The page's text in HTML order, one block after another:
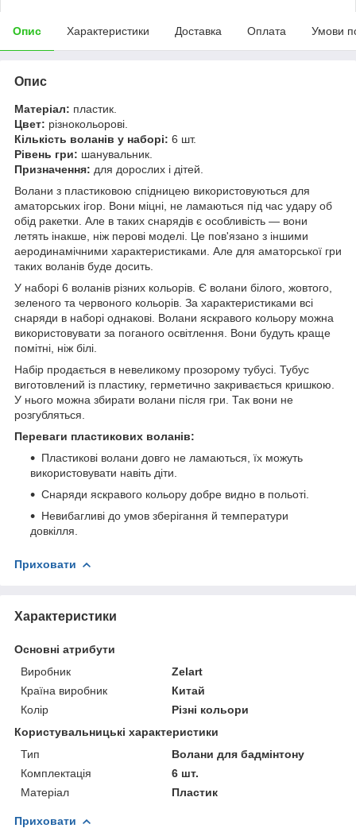
Опис Характеристики Доставка Оплата Умови
Опис
Матеріал: пластик.
Цвет: різнокольорові.
Кількість воланів у наборі: 6 шт.
Рівень гри: шанувальник.
Призначення: для дорослих і дітей.
Волани з пластиковою спідницею використовуються для
аматорських ігор. Вони міцні, не ламаються під час удару об
обід ракетки. Але в таких снарядів є особливість — вони
летять інакше, ніж перові моделі. Це пов'язано з іншими
аеродинамічними характеристиками. Але для аматорської гри
таких воланів буде досить.
У наборі 6 воланів різних кольорів. Є волани білого, жовтого,
зеленого та червоного кольорів. За характеристиками всі
снаряди в наборі однакові. Волани яскравого кольору можна
використовувати за поганого освітлення. Вони будуть краще
помітні, ніж білі.
Набір продається в невеликому прозорому тубусі. Тубус
виготовлений із пластику, герметично закривається кришкою.
У нього можна збирати волани після гри. Так вони не
розгубляться.
Переваги пластикових воланів:
Пластикові волани довго не ламаються, їх можуть
використовувати навіть діти.
Снаряди яскравого кольору добре видно в польоті.
Невибагливі до умов зберігання й температури
довкілля.
Приховати
Характеристики
Основні атрибути
Виробник
Zelart
Країна виробник
Китай
Колір
Різні кольори
Користувальницькі характеристики
Тип
Волани для бадмінтону
Комплектація
6 шт.
Матеріал
Пластик
Приховати